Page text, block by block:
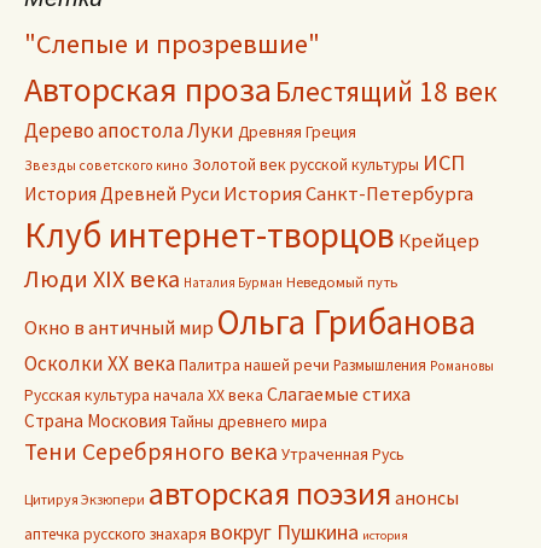
"Слепые и прозревшие"
Авторская проза Блестящий 18 век
Дерево апостола Луки Древняя Греция
Звезды советского кино Золотой век русской культуры ИСП
История Древней Руси История Санкт-Петербурга
Клуб интернет-творцов Крейцер
Люди XIX века Наталия Бурман Неведомый путь
Окно в античный мир Ольга Грибанова
Осколки ХХ векаПалитра нашей речи Размышления Романовы
Русская культура начала ХХ века Слагаемые стиха
Страна Московия Тайны древнего мира
Тени Серебряного века Утраченная Русь
Цитируя Экзюпери авторская поэзия анонсы
аптечка русского знахаря вокруг Пушкина история